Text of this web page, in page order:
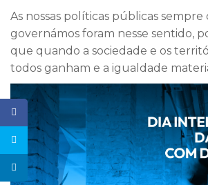
As nossas políticas públicas sempre
governámos foram nesse sentido,
que quando a sociedade e os
todos ganham e a igualdade